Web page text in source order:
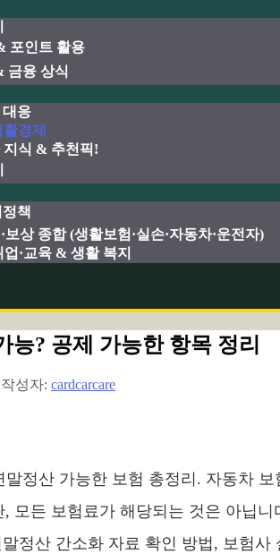
포인트 활용
금융 상식
응
경제
지식 & 추천픽!
책
보상 종합 (생활보험·실손·자동차·운전자)
·교육 & 생활 복지
능? 공제 가능한 항목 정리
작성자: cardcarcare
정산 가능한 보험 총정리. 자동차
모든 보험료가 해당되는 것은 아닙니
정산 간소화 자료 확인 방법, 보험사